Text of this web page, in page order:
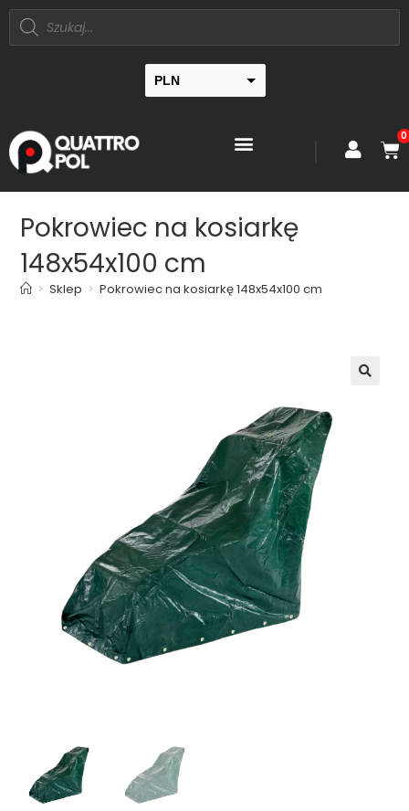
PLN
0
Pokrowiec na kosiarkę
148x54x100 cm
> Sklep > Pokrowiec na kosiarkę 148x54x100 cm